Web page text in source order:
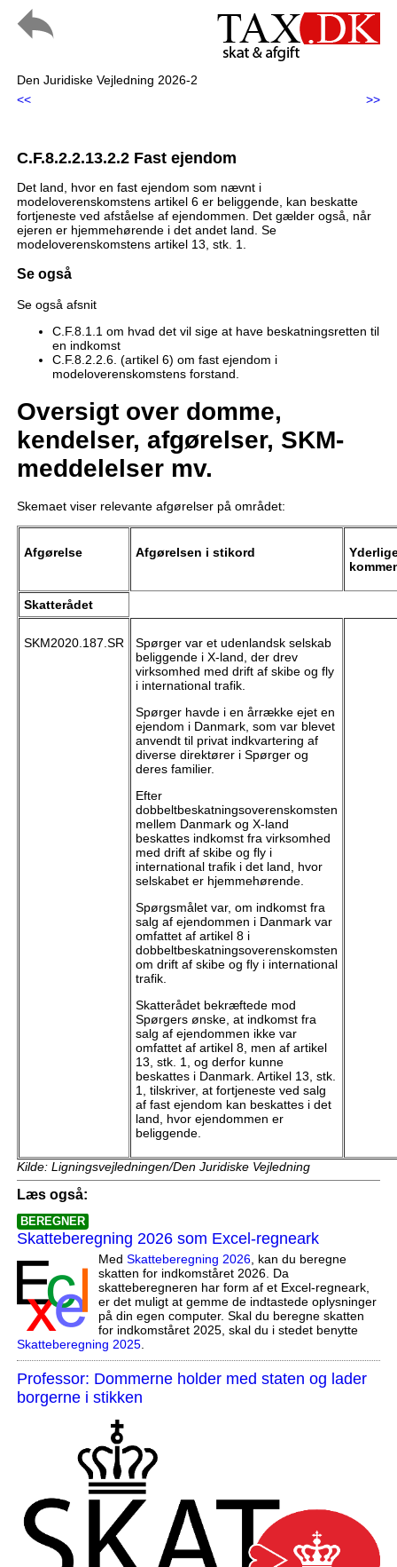
Den Juridiske Vejledning 2026-2
<<
>>
C.F.8.2.2.13.2.2 Fast ejendom
Det land, hvor en fast ejendom som nævnt i
modeloverenskomstens artikel 6 er beliggende, kan beskatte
fortjeneste ved afståelse af ejendommen. Det gælder også, når
ejeren er hjemmehørende i det andet land. Se
modeloverenskomstens artikel 13, stk. 1.
Se også
Se også afsnit
C.F.8.1.1 om hvad det vil sige at have beskatningsretten til
en indkomst
C.F.8.2.2.6. (artikel 6) om fast ejendom i
modeloverenskomstens forstand.
Oversigt over domme,
kendelser, afgørelser, SKM-
meddelelser mv.
Skemaet viser relevante afgørelser på området:
Afgørelse Afgørelsen i stikord
Skatterådet
SKM2020.187.SR
Spørger var et udenlandsk selskab
beliggende i X-land, der drev
virksomhed med drift af skibe og fly
i international trafik.
Spørger havde i en årrække ejet en
ejendom i Danmark, som var blevet
anvendt til privat indkvartering af
diverse direktører i Spørger og
deres familier.
Efter
dobbeltbeskatningsoverenskomsten
mellem Danmark og X-land
beskattes indkomst fra virksomhed
med drift af skibe og fly i
international trafik i det land, hvor
selskabet er hjemmehørende.
Spørgsmålet var, om indkomst fra
salg af ejendommen i Danmark var
omfattet af artikel 8 i
dobbeltbeskatningsoverenskomsten
om drift af skibe og fly i international
trafik.
Skatterådet bekræftede mod
Spørgers ønske, at indkomst fra
salg af ejendommen ikke var
omfattet af artikel 8, men af artikel
13, stk. 1, og derfor kunne
beskattes i Danmark. Artikel 13, stk.
1, tilskriver, at fortjeneste ved salg
af fast ejendom kan beskattes i det
land, hvor ejendommen er
beliggende.
Kilde: Ligningsvejledningen/Den Juridiske Vejledning
Læs også:
BEREGNER
Skatteberegning 2026 som Excel-regneark
Med Skatteberegning 2026, kan du beregne
skatten for indkomståret 2026. Da
skatteberegneren har form af et Excel-regneark,
er det muligt at gemme de indtastede oplysninger
på din egen computer. Skal du beregne skatten
for indkomståret 2025, skal du i stedet benytte
Skatteberegning 2025.
Professor: Dommerne holder med staten og lader
borgerne i stikken